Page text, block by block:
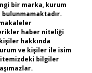
bir marka, kurum
bulunmamaktadır.
makaleler
haber niteliği
hakkında
ve kişiler ile isim
bilgiler